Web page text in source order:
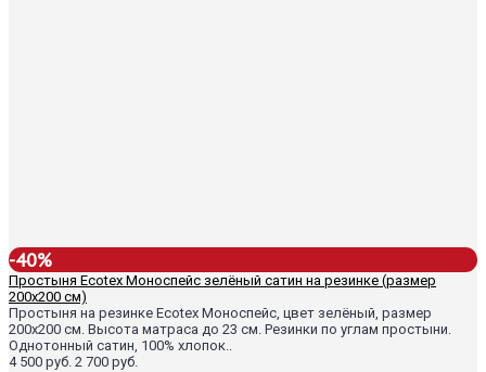
-40%
Простыня Ecotex Моноспейс зелёный сатин на резинке (размер
200х200 см)
Простыня на резинке Ecotex Моноспейс, цвет зелёный, размер
200х200 см. Высота матраса до 23 см. Резинки по углам простыни.
Однотонный сатин, 100% хлопок..
4 500 руб. 2 700 руб.